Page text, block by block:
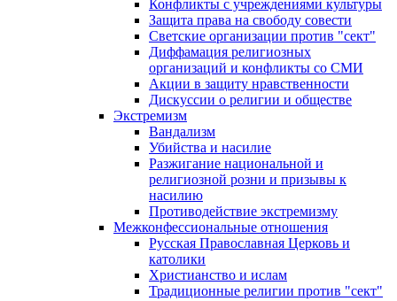
Конфликты с учреждениями культуры
Защита права на свободу совести
Светские организации против "сект"
Диффамация религиозных
организаций и конфликты со СМИ
Акции в защиту нравственности
Дискуссии о религии и обществе
Экстремизм
Вандализм
Убийства и насилие
Разжигание национальной и
религиозной розни и призывы к
насилию
Противодействие экстремизму
Межконфессиональные отношения
Русская Православная Церковь и
католики
Христианство и ислам
Традиционные религии против "сект"